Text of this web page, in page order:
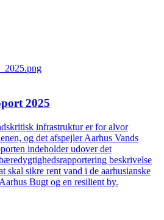
2025
infrastruktur er for alvor
og det afspejler Aarhus Vands
indeholder udover det
beskrivelse
skal sikre rent vand i de aarhusianske
Bugt og en resilient by.